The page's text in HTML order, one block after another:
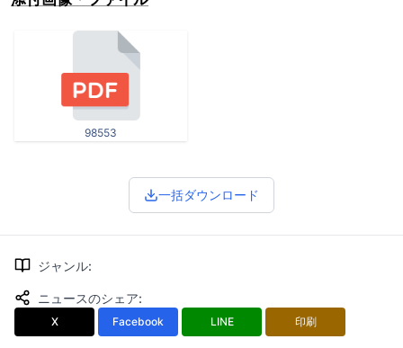
98553
一括ダウンロード
ジャンル:
ニュースのシェア:
X Facebook LINE 印刷